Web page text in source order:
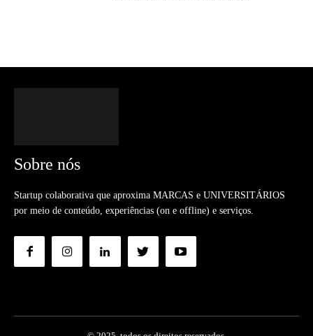
Sobre nós
Startup colaborativa que aproxima MARCAS e UNIVERSITÁRIOS
por meio de conteúdo, experiências (on e offline) e serviços.